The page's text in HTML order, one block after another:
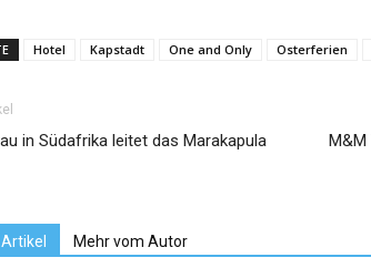
Hotel Kapstadt One and Only Osterferien
in Südafrika leitet das Marakapula
M&M
Mehr vom Autor